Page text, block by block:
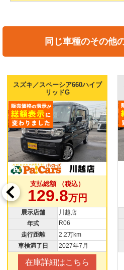
同じ車種のその他
スズキ／スペーシア660ハイブ
リッドG
支払総額 （税込）
129.8万円
展示店舗
川越店
年式
R06
走行距離
2.2万km
車検満了日
2027年7月
在庫詳細はこちら